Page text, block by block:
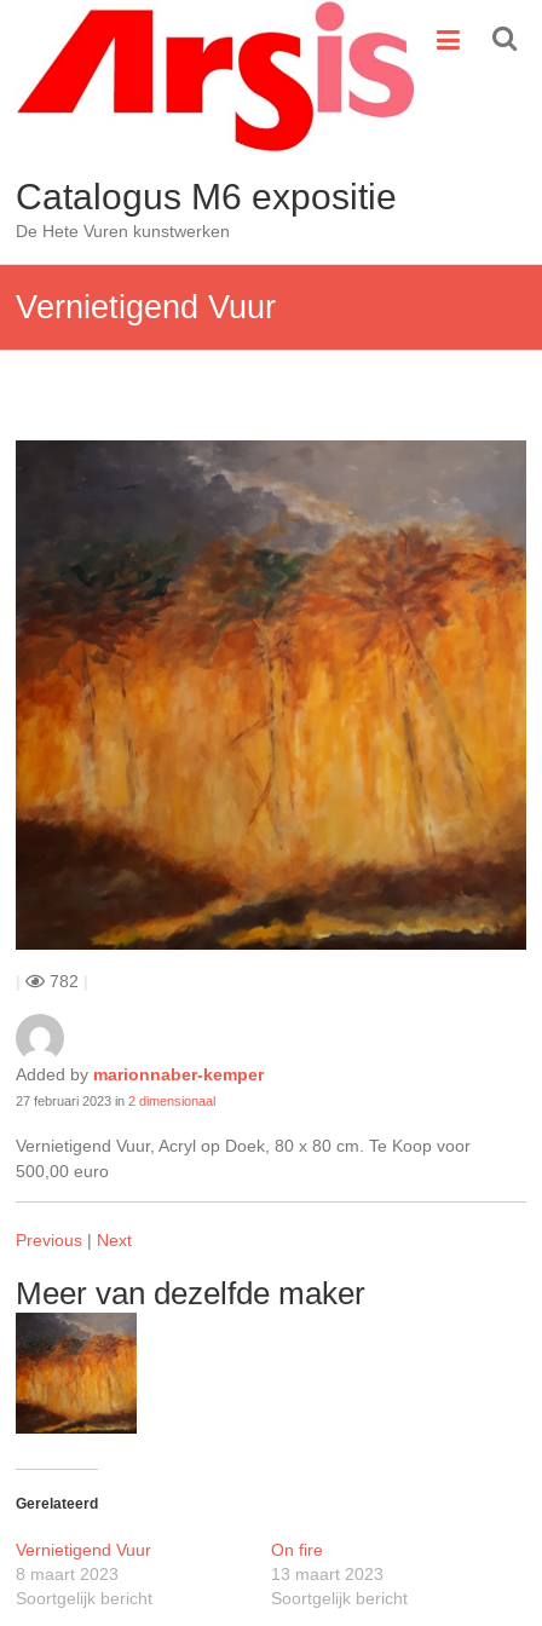
inhoud
Catalogus M6 expositie
De Hete Vuren kunstwerken
Vernietigend Vuur
| 782 |
Added by marionnaber-kemper
27 februari 2023 in2 dimensionaal
Vernietigend Vuur, Acryl op Doek, 80 x 80 cm. Te Koop voor
500,00 euro
Previous | Next
Meer van dezelfde maker
Gerelateerd
Vernietigend Vuur
8 maart 2023
Soortgelijk bericht
On fire
13 maart 2023
Soortgelijk bericht